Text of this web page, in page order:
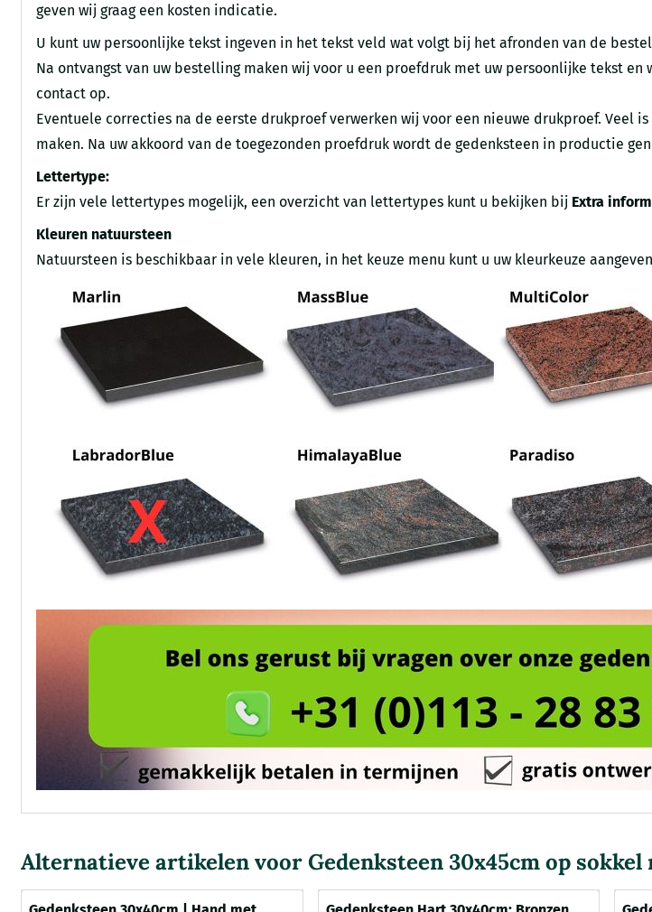
geven wij graag een kosten indicatie.
U kunt uw persoonlijke tekst ingeven in het tekst veld wat volgt bij het afronden van de
Na ontvangst van uw bestelling maken wij voor u een proefdruk met uw persoonlijke tekst
contact op.
Eventuele correcties na de eerste drukproef verwerken wij voor een nieuwe drukproef.
maken. Na uw akkoord van de toegezonden proefdruk wordt de gedenksteen in productie
Lettertype:
Er zijn vele lettertypes mogelijk, een overzicht van lettertypes kunt u bekijken bij Extra
Kleuren natuursteen
Natuursteen is beschikbaar in vele kleuren, in het keuze menu kunt u uw kleurkeuze
Alternatieve artikelen voorGedenksteen 30x45cm op